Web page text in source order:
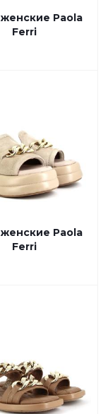
Paola
Ferri
Paola
Ferri